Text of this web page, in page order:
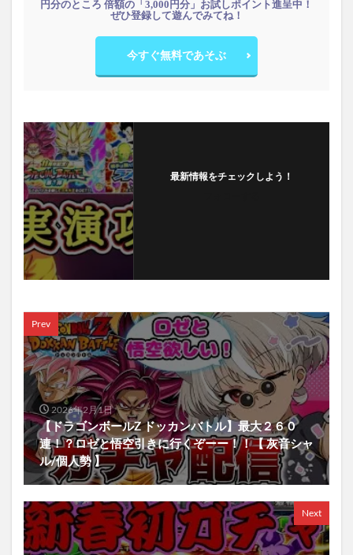
円分のところ 倍額の「3,000円分」お試しポイント進呈中！
ぜひ登録して遊んでみてね！
今すぐ無料であそぶ
最新情報をチェックしよう！
Prev
2026年2月1日
【ドラゴンボールZ ドッカンバトル】最大２６０
連！？ロゼと悟空引きに行くぞーー！！【 灰音シャ
ル/個人勢 】
Next